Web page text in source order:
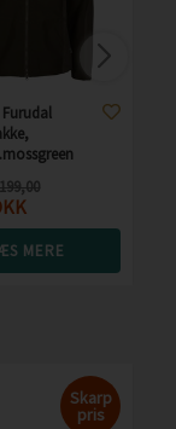
MERE
Skarp
pris